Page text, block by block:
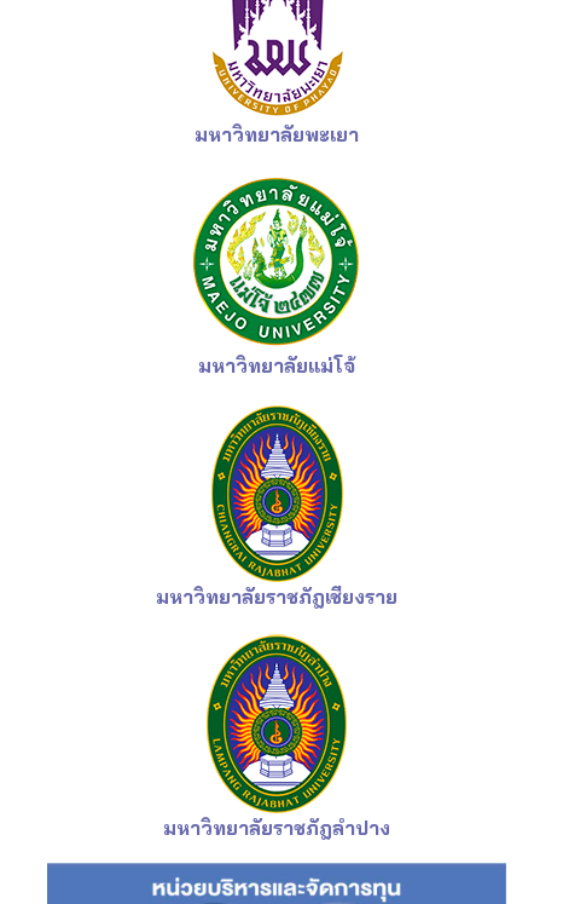
มหาวิทยาลัยพะเยา
มหาวิทยาลัยแม่โจ้
มหาวิทยาลัยราชภัฎเชียงราย
มหาวิทยาลัยราชภัฎลำปาง